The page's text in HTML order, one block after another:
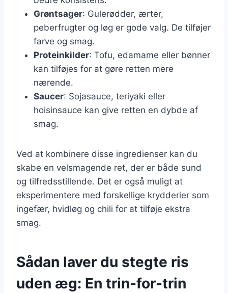
Grøntsager: Gulerødder, ærter,
peberfrugter og løg er gode valg. De tilføjer
farve og smag.
Proteinkilder: Tofu, edamame eller bønner
kan tilføjes for at gøre retten mere
nærende.
Saucer: Sojasauce, teriyaki eller
hoisinsauce kan give retten en dybde af
smag.
Ved at kombinere disse ingredienser kan du
skabe en velsmagende ret, der er både sund
og tilfredsstillende. Det er også muligt at
eksperimentere med forskellige krydderier som
ingefær, hvidløg og chili for at tilføje ekstra
smag.
Sådan laver du stegte ris
uden æg: En trin-for-trin